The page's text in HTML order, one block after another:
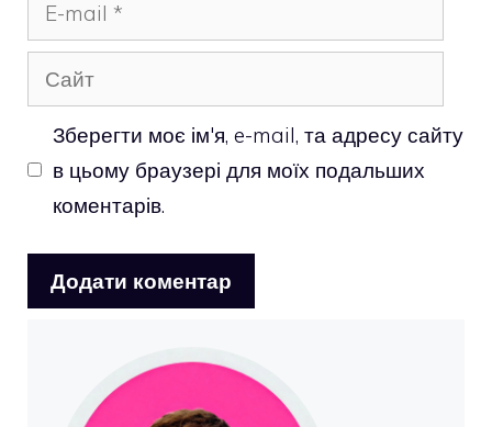
mail
Сайт
Зберегти моє ім'я, e-mail, та адресу сайту
в цьому браузері для моїх подальших
коментарів.